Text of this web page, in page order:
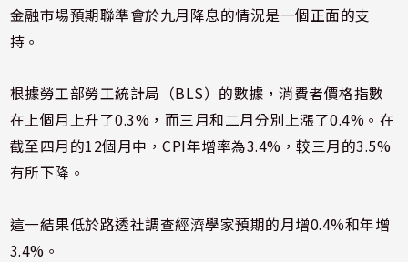
金融市場預期聯準會於九月降息的情況是一個正面的支
持。
根據勞工部勞工統計局（BLS）的數據，消費者價格指數
在上個月上升了0.3%，而三月和二月分別上漲了0.4%。在
截至四月的12個月中，CPI年增率為3.4%，較三月的3.5%
有所下降。
這一結果低於路透社調查經濟學家預期的月增0.4%和年增
3.4%。